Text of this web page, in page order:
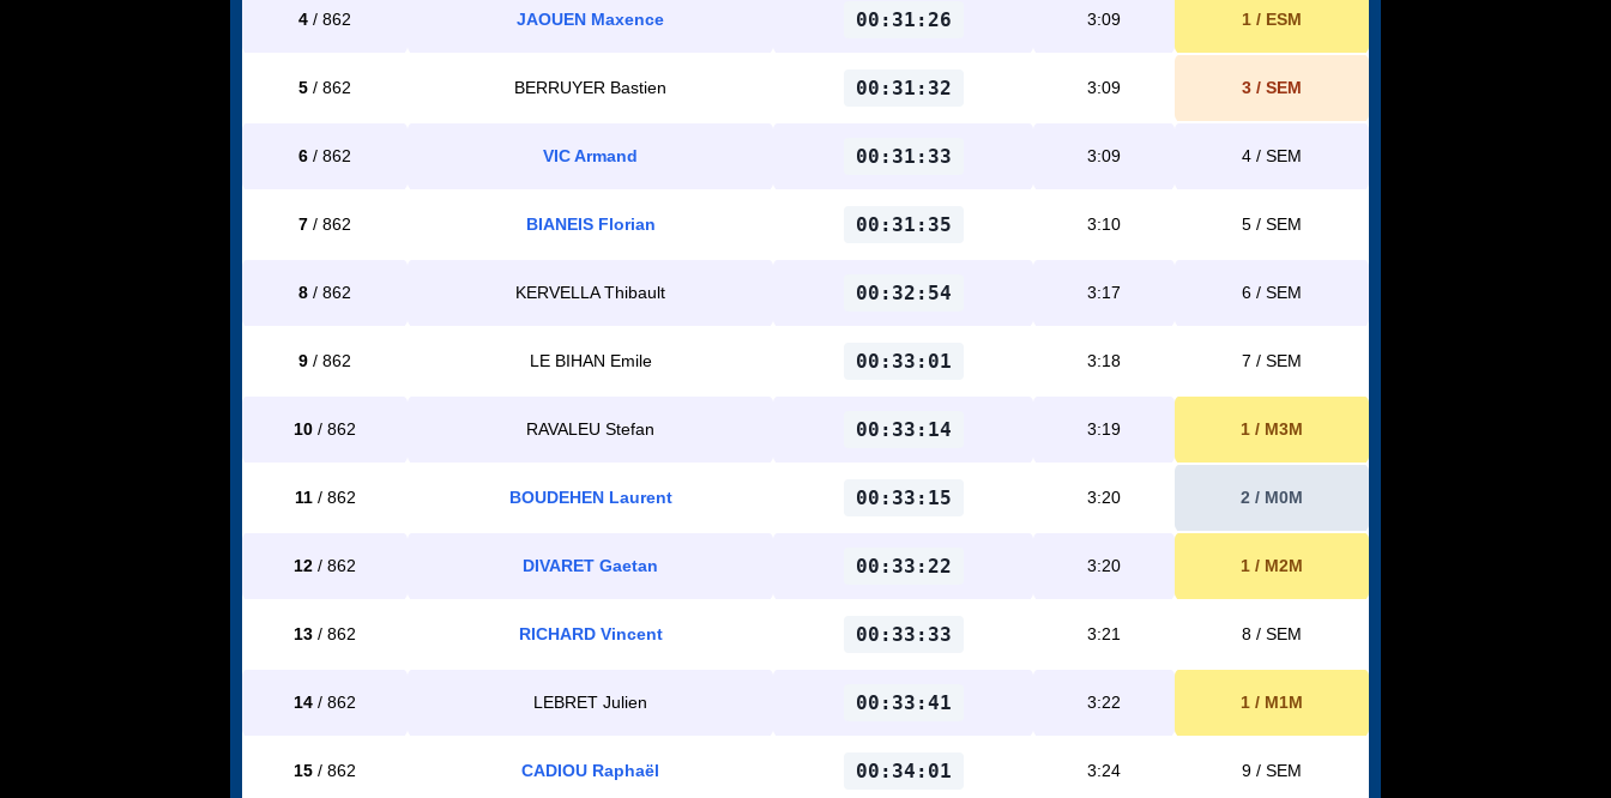
4 / 862 JAOUEN Maxence 00:31:26 3:09 1 / ESM
5 / 862 BERRUYER Bastien 00:31:32 3:09 3 / SEM
6 / 862 VIC Armand 00:31:33 3:09 4 / SEM
7 / 862 BIANEIS Florian 00:31:35 3:10 5 / SEM
8 / 862 KERVELLA Thibault 00:32:54 3:17 6 / SEM
9 / 862 LE BIHAN Emile 00:33:01 3:18 7 / SEM
10 / 862 RAVALEU Stefan 00:33:14 3:19 1 / M3M
11/ 862 BOUDEHEN Laurent 00:33:15 3:20 2 / M0M
12 / 862 DIVARET Gaetan 00:33:22 3:20 1 / M2M
13 / 862 RICHARD Vincent 00:33:33 3:21 8 / SEM
14 / 862 LEBRET Julien 00:33:41 3:22 1 / M1M
15 / 862 CADIOU Raphaël 00:34:01 3:24 9 / SEM